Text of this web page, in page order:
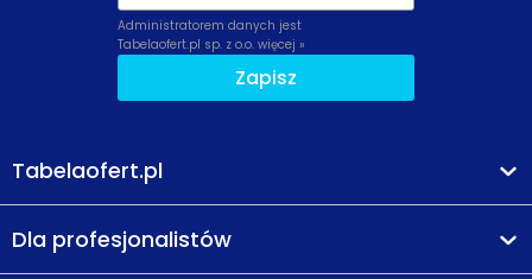
Administratorem danych jest
Tabelaofert.pl sp. z o.o. więcej »
Zapisz
Tabelaofert.pl
Dla profesjonalistów